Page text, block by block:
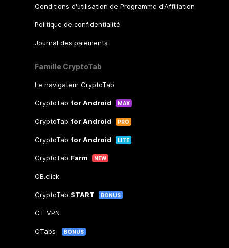
Conditions d'utilisation de Programme d'Affiliation
Politique de confidentialité
Journal des paiements
Famille CryptoTab
Le navigateur CryptoTab
CryptoTab for Android MAX
CryptoTab for Android PRO
CryptoTab for Android LITE
CryptoTab Farm NEW
CB.click
CryptoTab START BONUS
CT VPN
CTabs BONUS